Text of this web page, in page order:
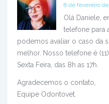
8 de fevereiro
Olá Daniele,
telefone para
podemos avaliar o caso da
melhor. Nosso telefone é
Sexta Feira, das 8h as 17h.
Agradecemos o contato,
Equipe Odontovet.